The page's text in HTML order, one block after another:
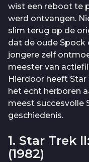
wist een reboot te
werd ontvangen.
slim terug op de
dat de oude Spock
jongere zelf
meester van
Hierdoor heeft
het echt herboren
meest succesvolle
geschiedenis.
1. Star Trek
(1982)